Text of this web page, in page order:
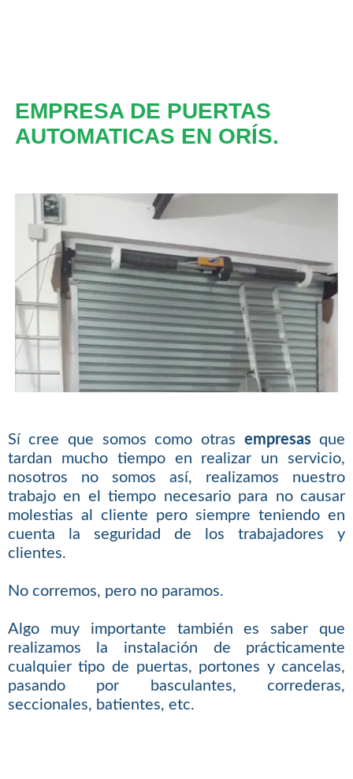
EMPRESA DE PUERTAS
AUTOMATICAS EN ORÍS.
Sí cree que somos como otras empresasque
tardan mucho tiempo en realizar un servicio,
nosotros no somos así, realizamos nuestro
trabajo en el tiempo necesario para no causar
molestias al cliente pero siempre teniendo en
cuenta la seguridad de los trabajadores y
clientes.
No corremos, pero no paramos.
Algo muy importante también es saber que
realizamos la instalación de prácticamente
cualquier tipo de puertas, portones y cancelas,
pasando por basculantes, correderas,
seccionales, batientes, etc.